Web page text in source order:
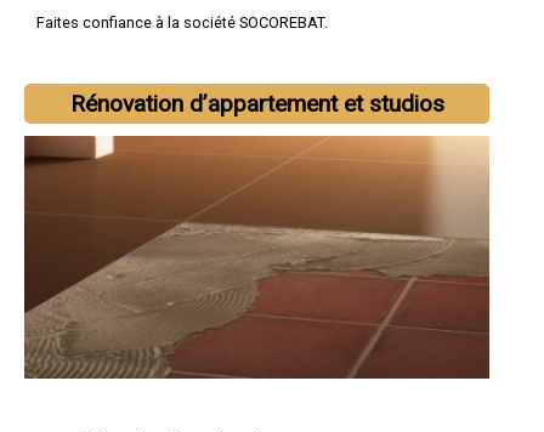
Faites confiance à la société SOCOREBAT.
Rénovation d’appartement et studios